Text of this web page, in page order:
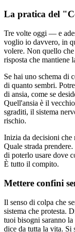
La pratica del
Tre volte oggi — e
voglio io davvero, in
volere. Non quello
risposta che mantiene
Se hai uno schema di
di quanto sembri.
di ansia, come se
Quell'ansia è il
sgraditi, il sistema
rischio.
Inizia da decisioni che
Quale strada
di poterlo usare dove
È tutto il compito.
Mettere confini
Il senso di colpa che
sistema che protesta.
tuoi bisogni saranno
dice da tutta la vita. Si